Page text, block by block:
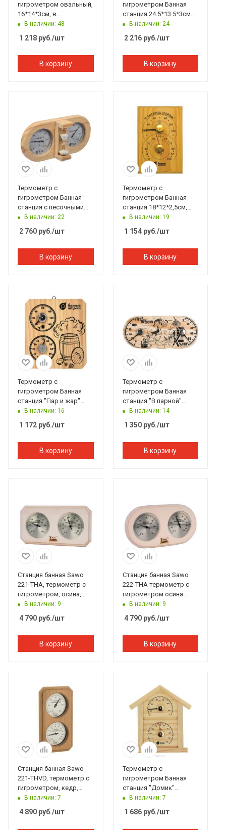
гигрометром овальный,
16*14*3см, в
дерев.корпусе Банные
В наличии: 48
1 218 руб./шт
В корзину
гигрометром Банная
станция 24.5*13.5*3см
Банные штучки
В наличии: 24
2 216руб./шт
В корзину
Термометр с
гигрометром Банная
станция с песочными
часами 27*13,8*7,5 см
Банные штучки
В наличии: 22
2 760 руб./шт
В корзину
Термометр с
гигрометром Банная
станция 18*12*2,5см,
Банные штучки
В наличии: 19
1 154руб./шт
В корзину
Термометр с
гигрометром Банная
станция "Пар и жар"
15*17*2,5 см Банные
В наличии: 16
1 172 руб./шт
В корзину
Термометр с
гигрометром Банная
станция "В парной"
25*11 см Банные штучки
В наличии: 14
1 350руб./шт
В корзину
Станция банная Sawo
221-THA, термометр с
гигрометром, осина,
140*225 мм
В наличии: 9
4 790 руб./шт
В корзину
Станция банная Sawo
222-THA термометр с
гигрометром осина
250*30*135 мм
В наличии: 9
4 790руб./шт
В корзину
Станция банная Sawo
221-THVD, термометр с
гигрометром, кедр,
140*225 мм
В наличии: 7
4 890 руб./шт
Термометр с
гигрометром Банная
станция "Домик"
23,6*22*1,9 см Банные
В наличии: 7
1 686руб./шт